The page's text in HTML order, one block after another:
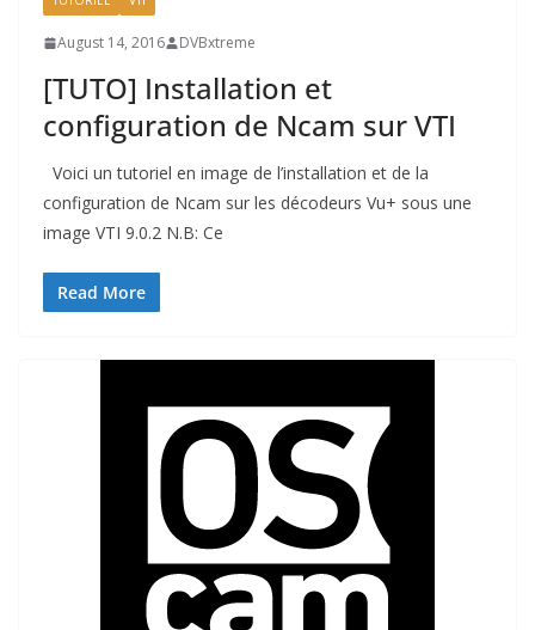
August 14, 2016 DVBxtreme
[TUTO] Installation et
configuration de Ncam sur VTI
Voici un tutoriel en image de l’installation et de la
configuration de Ncam sur les décodeurs Vu+ sous une
image VTI 9.0.2 N.B: Ce
Read More